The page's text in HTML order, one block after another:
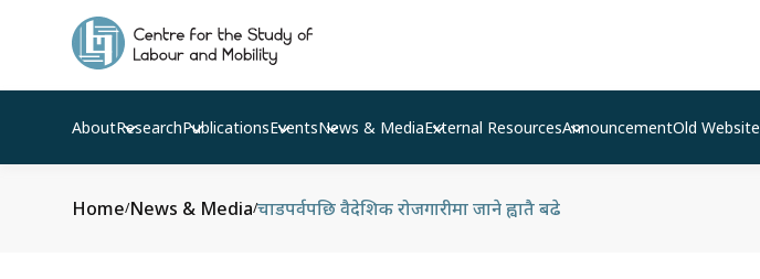
AboutResearchPublicationsEventsNews & MediaExternal ResourcesAnnouncementOld Website
Home/News & Media/चाडपर्वपछि वैदेशिक रोजगारीमा जाने ह्वातै बढे